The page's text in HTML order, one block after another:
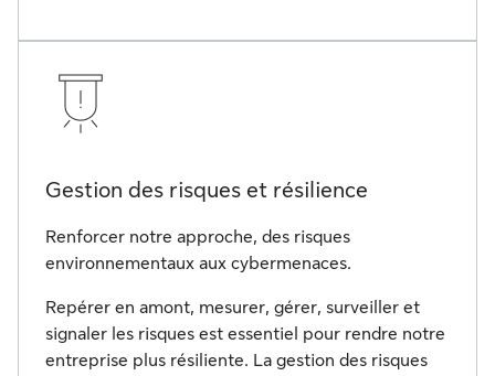
Gestion des risques et résilience
Renforcer notre approche, des risques
environnementaux aux cybermenaces.
Repérer en amont, mesurer, gérer, surveiller et
signaler les risques est essentiel pour rendre notre
entreprise plus résiliente. La gestion des risques